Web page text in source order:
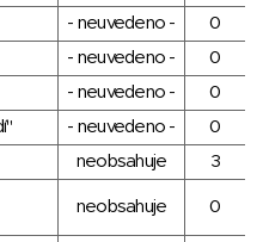
- neuvedeno -
0
- neuvedeno -
0
- neuvedeno -
0
- neuvedeno -
0
neobsahuje
3
neobsahuje 0